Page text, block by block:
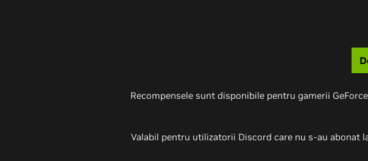
Recompensele sunt disponibile pentru gamerii
Valabil pentru utilizatorii Discord care nu s-au abonat